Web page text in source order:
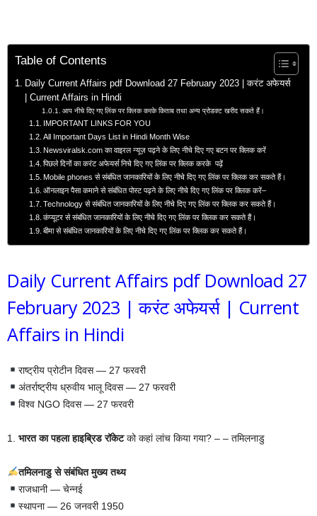
Table of Contents
Daily Current Affairs pdf Download 27 February 2023 | करंट अफेयर्स
| Current Affairs in Hindi
आप नीचे दिए गए लिंक पर क्लिक करके किताब तथा अन्य प्रोडक्ट खरीद सकते हैं।
IMPORTANT LINKS FOR YOU
All Important Days List in Hindi Month Wise
Newsviralsk.com का वाइरल न्यूज़ पढ़ने के लिए नीचे दिए गए बटन पर क्लिक करें
पिछले दिनों का करंट अफेयर्स निचे दिए गए लिंक पर क्लिक करके पढ़ें
Mobile phones से संबंधित जानकारियों के लिए नीचे दिए गए लिंक पर क्लिक कर सकते हैं।
ऑनलाइन पैसा कमाने से संबंधित पोस्ट पढ़ने के लिए नीचे दिए गए लिंक पर क्लिक करें–
Technology से संबंधित जानकारियों के लिए नीचे दिए गए लिंक पर क्लिक कर सकते हैं।
कंप्यूटर से संबंधित जानकारियों के लिए नीचे दिए गए लिंक पर क्लिक कर सकते हैं।
बीमा से संबंधित जानकारियों के लिए नीचे दिए गए लिंक पर क्लिक कर सकते हैं।
Daily Current Affairs pdf Download 27
February 2023 | करंट अफेयर्स | Current
Affairs in Hindi
राष्ट्रीय प्रोटीन दिवस — 27 फरवरी
अंतर्राष्ट्रीय ध्रुवीय भालू दिवस — 27 फरवरी
विश्व NGO दिवस — 27 फरवरी
1. भारत का पहला हाइब्रिड रॉकेटको कहां लांच किया गया? – – तमिलनाडु
तमिलनाडु से संबंधित मुख्य तथ्य
राजधानी — चेन्नई
स्थापना — 26 जनवरी 1950